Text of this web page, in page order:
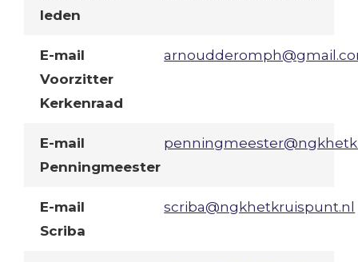
leden
E-mail
Voorzitter
Kerkenraad
E-mail
Penningmeester
E-mail
Scriba
scriba@ngkhetkruispunt.nl